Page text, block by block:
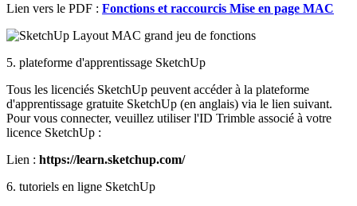
Lien vers le PDF : Fonctions et raccourcis Mise en page MAC
5. plateforme d'apprentissage SketchUp
Tous les licenciés SketchUp peuvent accéder à la plateforme
d'apprentissage gratuite SketchUp (en anglais) via le lien suivant.
Pour vous connecter, veuillez utiliser l'ID Trimble associé à votre
licence SketchUp :
Lien : https://learn.sketchup.com/
6. tutoriels en ligne SketchUp